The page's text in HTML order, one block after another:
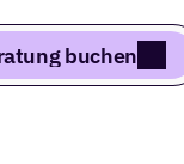
buchen